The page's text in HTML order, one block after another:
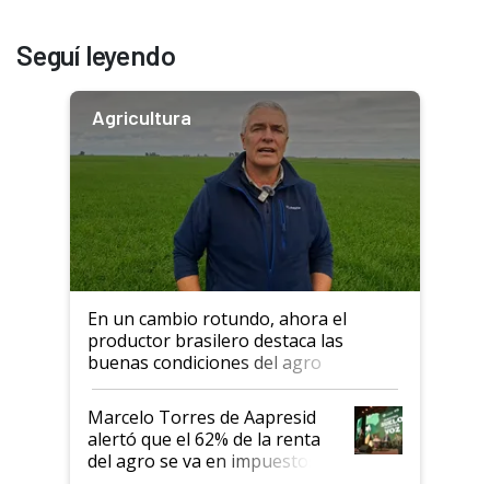
Seguí leyendo
Agricultura
En un cambio rotundo, ahora el
productor brasilero destaca las
buenas condiciones del agro
argentino para invertir: "Los veo
más motivados"
Marcelo Torres de Aapresid
alertó que el 62% de la renta
del agro se va en impuestos: